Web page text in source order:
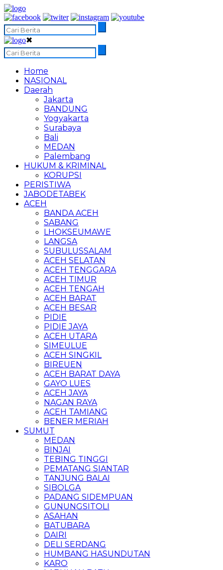
✖
Home
NASIONAL
Daerah
Jakarta
BANDUNG
Yogyakarta
Surabaya
Bali
MEDAN
Palembang
HUKUM & KRIMINAL
KORUPSI
PERISTIWA
JABODETABEK
ACEH
BANDA ACEH
SABANG
LHOKSEUMAWE
LANGSA
SUBULUSSALAM
ACEH SELATAN
ACEH TENGGARA
ACEH TIMUR
ACEH TENGAH
ACEH BARAT
ACEH BESAR
PIDIE
PIDIE JAYA
ACEH UTARA
SIMEULUE
ACEH SINGKIL
BIREUEN
ACEH BARAT DAYA
GAYO LUES
ACEH JAYA
NAGAN RAYA
ACEH TAMIANG
BENER MERIAH
SUMUT
MEDAN
BINJAI
TEBING TINGGI
PEMATANG SIANTAR
TANJUNG BALAI
SIBOLGA
PADANG SIDEMPUAN
GUNUNGSITOLI
ASAHAN
BATUBARA
DAIRI
DELI SERDANG
HUMBANG HASUNDUTAN
KARO